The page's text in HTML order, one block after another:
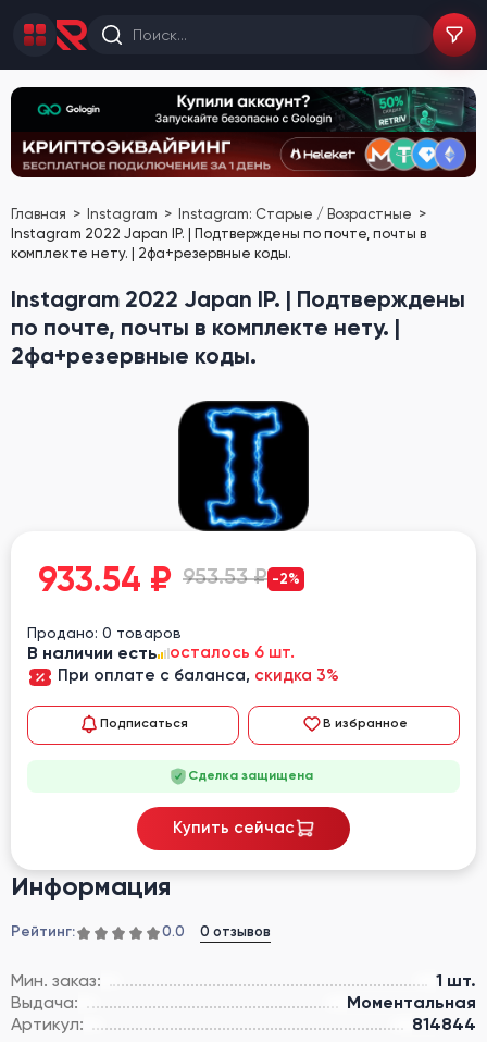
Главная Instagram
Instagram: Старые / Возрастные
Instagram 2022 Japan IP. | Подтверждены по почте, почты в
комплекте нету. | 2фа+резервные коды.
Instagram 2022 Japan IP. | Подтверждены
по почте, почты в комплекте нету. |
2фа+резервные коды.
Информация
Рейтинг: 0.0 0 отзывов
Мин. заказ:
1 шт.
Выдача:
Моментальная
Артикул:
814844
933.54 ₽ 953.53 ₽ -2%
Продано: 0 товаров
В наличии есть
осталось 6 шт.
При оплате с баланса, скидка 3%
Подписаться В избранное
Сделка защищена
Купить сейчас